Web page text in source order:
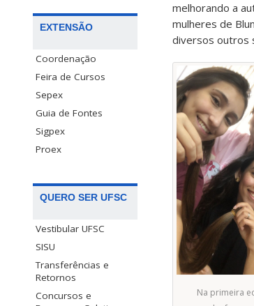
EXTENSÃO
Coordenação
Feira de Cursos
Sepex
Guia de Fontes
Sigpex
Proex
QUERO SER UFSC
Vestibular UFSC
SISU
Transferências e
Retornos
Concursos e
melhorando a
mulheres de
diversos outros
Na primeira